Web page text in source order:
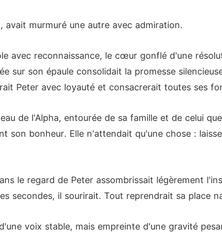
avait murmuré une autre avec admiration.
avec reconnaissance, le cœur gonflé d'une
sur son épaule consolidait la promesse
Peter avec loyauté et consacrerait toutes ses
de l'Alpha, entourée de sa famille et de celui
son bonheur. Elle n'attendait qu'une chose :
le regard de Peter assombrissait légèrement
secondes, il sourirait. Tout reprendrait sa place
voix stable, mais empreinte d'une gravité